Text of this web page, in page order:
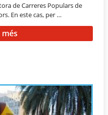
de Carreres Populars de
En este cas, per …